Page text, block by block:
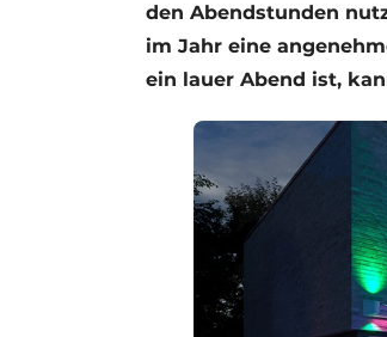
den Abendstunden
im Jahr eine
ein lauer Abend ist,